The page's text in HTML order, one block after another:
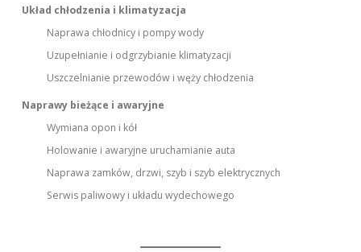
Układ chłodzenia i klimatyzacja
Naprawa chłodnicy i pompy wody
Uzupełnianie i odgrzybianie klimatyzacji
Uszczelnianie przewodów i węży chłodzenia
Naprawy bieżące i awaryjne
Wymiana opon i kół
Holowanie i awaryjne uruchamianie auta
Naprawa zamków, drzwi, szyb i szyb elektrycznych
Serwis paliwowy i układu wydechowego